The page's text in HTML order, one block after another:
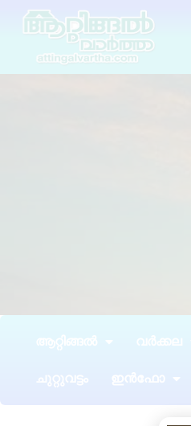
ആറ്റിങ്ങൽ വർക്കല
ചുറ്റുവട്ടം ഇൻഫോ